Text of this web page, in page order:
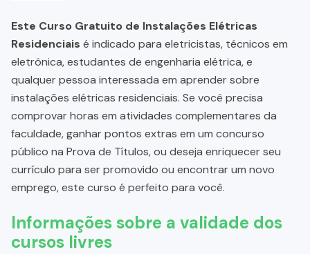
Este Curso Gratuito de Instalações Elétricas
Residenciais é indicado para eletricistas, técnicos em
eletrônica, estudantes de engenharia elétrica, e
qualquer pessoa interessada em aprender sobre
instalações elétricas residenciais. Se você precisa
comprovar horas em atividades complementares da
faculdade, ganhar pontos extras em um concurso
público na Prova de Títulos, ou deseja enriquecer seu
currículo para ser promovido ou encontrar um novo
emprego, este curso é perfeito para você.
Informações sobre a validade dos
cursos livres